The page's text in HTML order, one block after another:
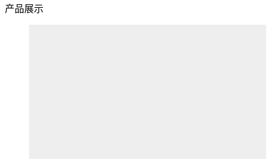
产品展示